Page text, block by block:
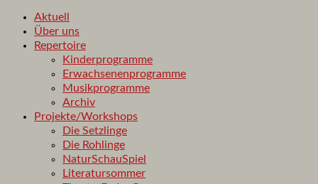
Aktuell
Über uns
Repertoire
Kinderprogramme
Erwachsenenprogramme
Musikprogramme
Archiv
Projekte/Workshops
Die Setzlinge
Die Rohlinge
NaturSchauSpiel
Literatursommer